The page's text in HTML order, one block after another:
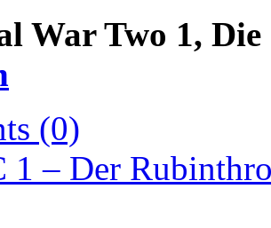
War Two 1,
(0)
1 – Der